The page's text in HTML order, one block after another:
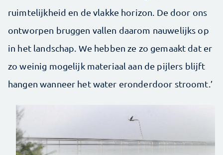
ruimtelijkheid en de vlakke horizon. De door ons
ontworpen bruggen vallen daarom nauwelijks op
in het landschap. We hebben ze zo gemaakt dat er
zo weinig mogelijk materiaal aan de pijlers blijft
hangen wanneer het water eronderdoor stroomt.’